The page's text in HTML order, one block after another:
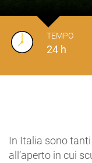
TEMPO
24 h
In Italia sono
all’aperto in cui